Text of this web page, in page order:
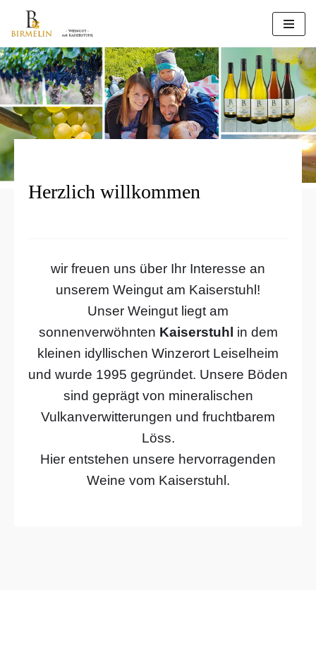
Zum
Inhalt
springen
Herzlich willkommen
wir freuen uns über Ihr Interesse an
unserem Weingut am Kaiserstuhl!
Unser Weingut liegt am
sonnenverwöhnten Kaiserstuhl in dem
kleinen idyllischen Winzerort Leiselheim
und wurde 1995 gegründet. Unsere Böden
sind geprägt von mineralischen
Vulkanverwitterungen und fruchtbarem
Löss.
Hier entstehen unsere hervorragenden
Weine vom Kaiserstuhl.